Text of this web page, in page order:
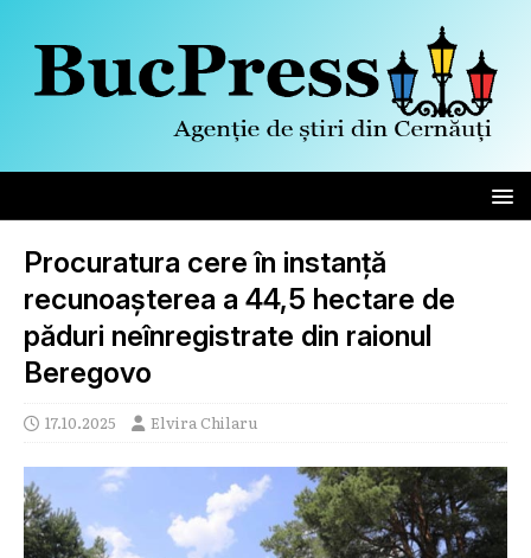
Procuratura cere în instanță
recunoașterea a 44,5 hectare de
păduri neînregistrate din raionul
Beregovo
17.10.2025 Elvira Chilaru